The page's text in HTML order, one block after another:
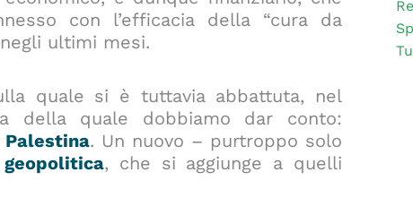
con l’efficacia della “cura da
ultimi mesi.
quale si è tuttavia abbattuta, nel
della quale dobbiamo dar conto:
. Un nuovo – purtroppo solo
, che si aggiunge a quelli